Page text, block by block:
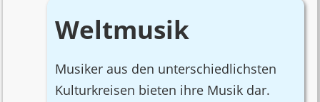
Literatur im Salon
Kultur im Rheinland
Weltmusik
Musiker aus den unterschiedlichsten
Kulturkreisen bieten ihre Musik dar.